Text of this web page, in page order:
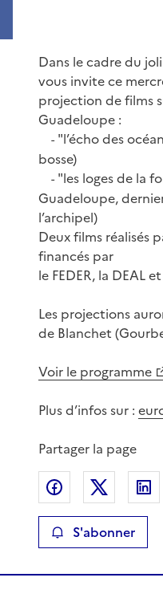
Dans le cadre du joli
vous invite ce
projection de films
Guadeloupe :
-"l’écho des
bosse)
-"les loges de la
Guadeloupe,
l’archipel)
Deux films réalisés
financés par
le FEDER, la DEAL et
Les projections
de Blanchet
Voir le programme
Plus d’infos sur :
Partager la page
Partager sur
S'abonner